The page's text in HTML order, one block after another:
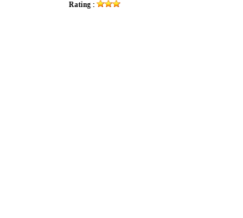
Rating :